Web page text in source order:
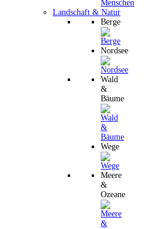
Landschaft & Natur
Berge
Nordsee
Wald
&
Bäume
Wege
Meere
&
Ozeane